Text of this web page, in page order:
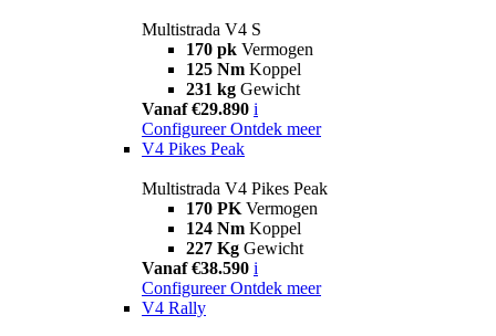
Multistrada V4 S
170 pk Vermogen
125 Nm Koppel
231 kg Gewicht
Vanaf €29.890 i
Configureer Ontdek meer
V4 Pikes Peak
Multistrada V4 Pikes Peak
170 PK Vermogen
124 Nm Koppel
227 Kg Gewicht
Vanaf €38.590 i
Configureer Ontdek meer
V4 Rally